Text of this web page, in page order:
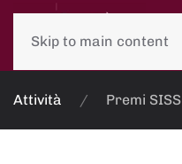
Skip to main content
Attività Premi SISS